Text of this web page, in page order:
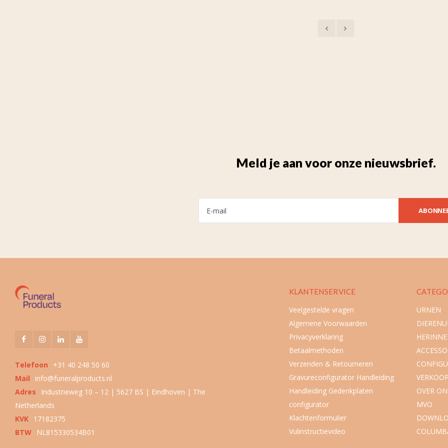
Meld je aan voor onze nieuwsbrief.
Telefoon
+31 40 248 50 60
Mail
info@funeralproducts.nl
Adres
Industrieweg 10 – 12 | 5627 BS | Eindhoven | The
Netherlands
KVK 17182375
BTW
NL815330534B01
KLANTENSERVICE
Veelgestelde vragen
Algemene Voorwaarden
Privacyverklaring
Betaalmethoden
Verzenden & Retourneren
Gravureconfigurator Handleiding
Handleiding Gedenkplaten
configurator
Klachtenformulier
Vulinstructievideo
URNEN
OVER
MVO